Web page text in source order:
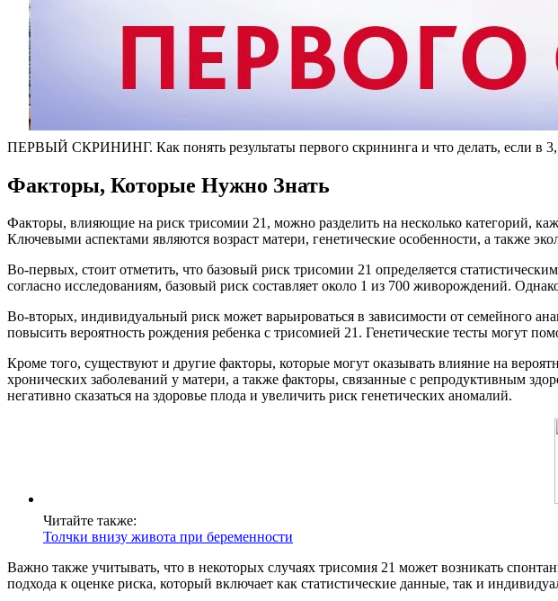
ПЕРВЫЙ СКРИНИНГ. Как понять результаты первого скрининга и что делать, если в
Факторы, Которые Нужно Знать
Факторы, влияющие на риск трисомии 21, можно разделить на несколько категорий,
Ключевыми аспектами являются возраст матери, генетические особенности, а также
Во-первых, стоит отметить, что базовый риск трисомии 21 определяется
согласно исследованиям, базовый риск составляет около 1 из 700 живорождений.
Во-вторых, индивидуальный риск может варьироваться в зависимости от семейного
повысить вероятность рождения ребенка с трисомией 21. Генетические тесты могут
Кроме того, существуют и другие факторы, которые могут оказывать влияние на
хронических заболеваний у матери, а также факторы, связанные с репродуктивным
негативно сказаться на здоровье плода и увеличить риск генетических аномалий.
Читайте также:
Толчки внизу живота при беременности
Важно также учитывать, что в некоторых случаях трисомия 21 может возникать
подхода к оценке риска, который включает как статистические данные, так и